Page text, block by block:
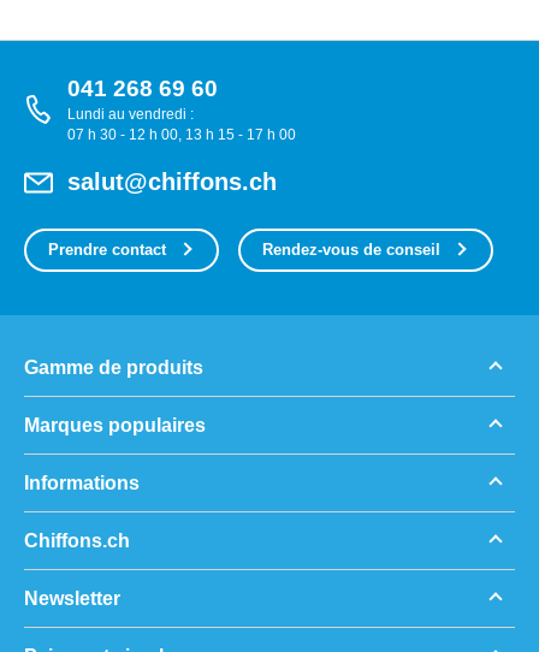
041 268 69 60
Lundi au vendredi :
07 h 30 - 12 h 00, 13 h 15 - 17 h 00
salut@chiffons.ch
Prendre contact Rendez-vous de conseil
Gamme de produits
Marques populaires
Informations
Chiffons.ch
Newsletter